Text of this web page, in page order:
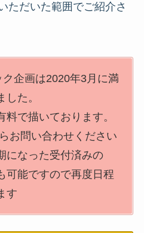
ただいた範囲でご紹介さ
企画は2020年3月に満
た。
で描いております。
お問い合わせください
になった受付済みの
可能ですので再度日程
す